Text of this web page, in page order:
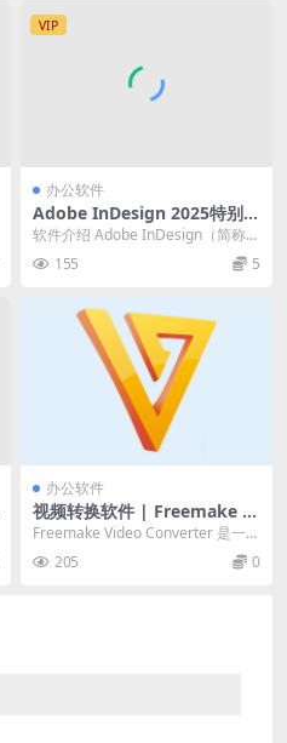
VIP
办公软件
Adobe InDesign 2025特别版
免激活版
软件介绍 Adobe InDesign（简称I
具，报...
155 5
办公软件
视频转换软件 | Freemake Vi
deo Converter v5.0.0.6 中文
Freemake Video Converter 是一款
205 0